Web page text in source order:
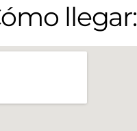
llegar: